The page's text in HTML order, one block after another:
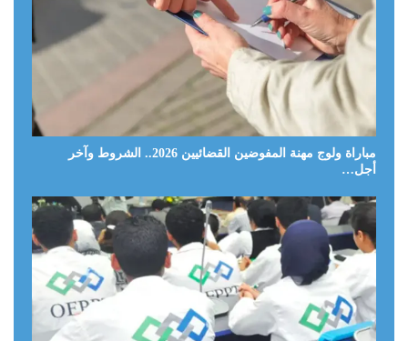
مباراة ولوج مهنة المفوضين القضائيين 2026.. الشروط وآخر
أجل…